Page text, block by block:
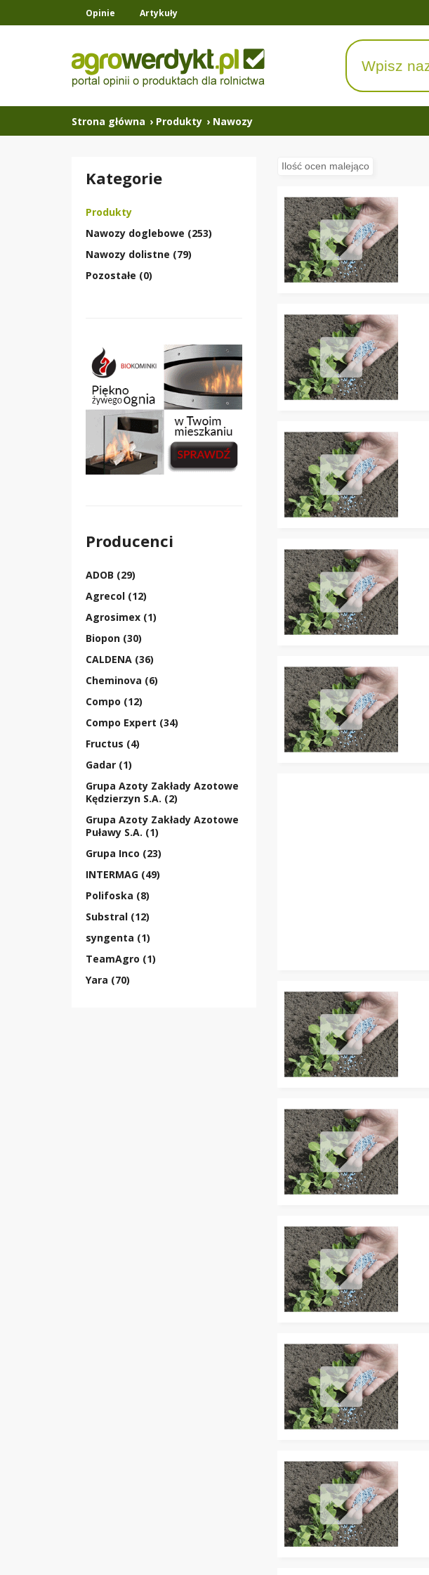
Opinie Artykuły
Strona główna › Produkty › Nawozy
Kategorie
Produkty
Nawozy doglebowe (253)
Nawozy dolistne (79)
Pozostałe (0)
Producenci
ADOB (29)
Agrecol (12)
Agrosimex (1)
Biopon (30)
CALDENA (36)
Cheminova (6)
Compo (12)
Compo Expert (34)
Fructus (4)
Gadar (1)
Grupa Azoty Zakłady Azotowe
Kędzierzyn S.A. (2)
Grupa Azoty Zakłady Azotowe
Puławy S.A. (1)
Grupa Inco (23)
INTERMAG (49)
Polifoska (8)
Substral (12)
syngenta (1)
TeamAgro (1)
Yara (70)